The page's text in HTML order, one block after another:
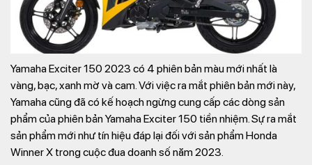
Yamaha Exciter 150 2023 có 4 phiên bản màu mới nhất là
vàng, bạc, xanh mờ và cam. Với việc ra mắt phiên bản mới này,
Yamaha cũng đã có kế hoạch ngừng cung cấp các dòng sản
phẩm của phiên bản Yamaha Exciter 150 tiền nhiệm. Sự ra mắt
sản phẩm mới như tín hiệu đáp lại đối với sản phẩm Honda
Winner X trong cuộc đua doanh số năm 2023.